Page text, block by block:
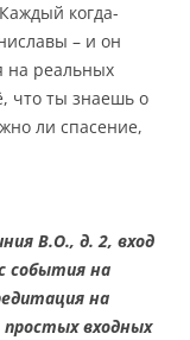
когда-
– и он
на реальных
что ты знаешь о
ли спасение,
В.О., д. 2, вход
события на
на
входных